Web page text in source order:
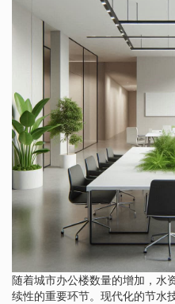
随着城市办公楼数量的增加，水
续性的重要环节。现代化的节水